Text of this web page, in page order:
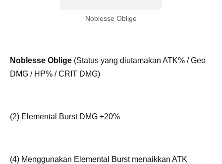
Noblesse Oblige
Noblesse Oblige (Status yang diutamakan ATK% / Geo
DMG / HP% / CRIT DMG)
(2) Elemental Burst DMG +20%
(4) Menggunakan Elemental Burst menaikkan ATK